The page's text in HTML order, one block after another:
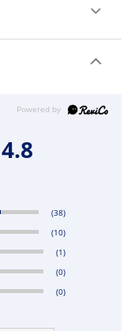
4.8
(38)
(10)
(1)
(0)
(0)